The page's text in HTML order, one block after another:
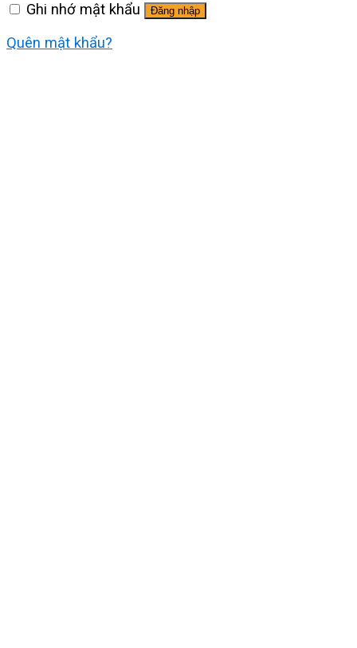
Ghi nhớ mật khẩu
Đăng nhập
Quên mật khẩu?